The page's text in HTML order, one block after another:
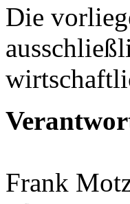
Die
Frank